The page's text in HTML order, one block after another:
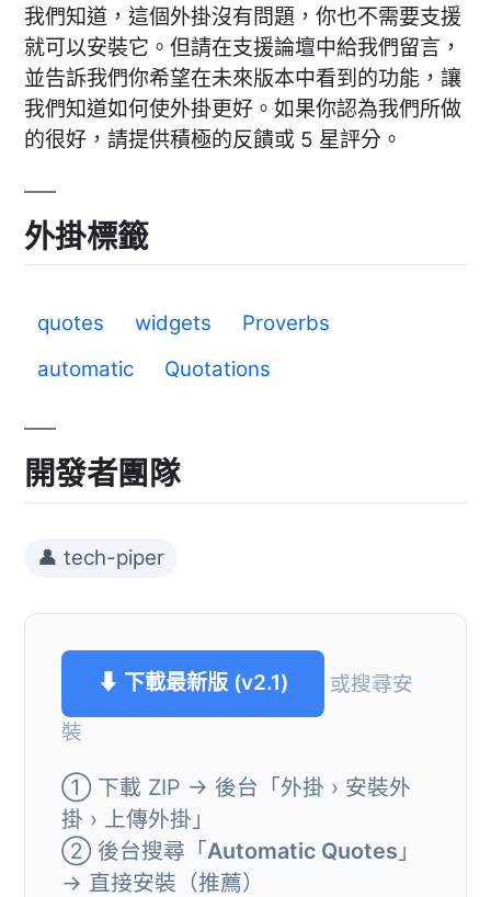
我們知道，這個外掛沒有問題，你也不需要支援
就可以安裝它。但請在支援論壇中給我們留言，
並告訴我們你希望在未來版本中看到的功能，讓
我們知道如何使外掛更好。如果你認為我們所做
的很好，請提供積極的反饋或 5 星評分。
外掛標籤
quotes widgets
Proverbs
automatic
Quotations
開發者團隊
👤 tech-piper
⬇ 下載最新版 (v2.1)
或搜尋安
裝
① 下載 ZIP → 後台「外掛 › 安裝外
掛 › 上傳外掛」
② 後台搜尋「Automatic Quotes 」
→ 直接安裝（推薦）